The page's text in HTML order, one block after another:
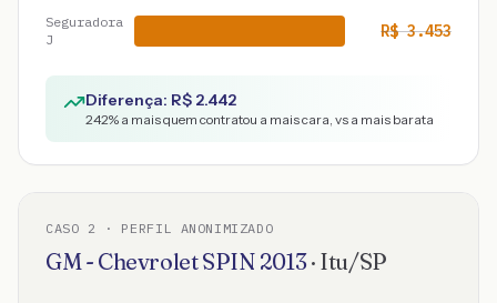
Seguradora
J
R$3.453
Diferença: R$ 2.442
242% a mais quem contratou a mais cara, vs a mais barata
CASO 2 · PERFIL ANONIMIZADO
GM - ChevroletSPIN 2013· Itu/SP